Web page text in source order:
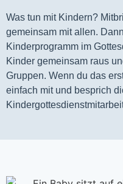
Was tun mit Kindern?
gemeinsam mit allen.
Kinderprogramm im
Kinder gemeinsam raus
Gruppen. Wenn du das
einfach mit und besprich